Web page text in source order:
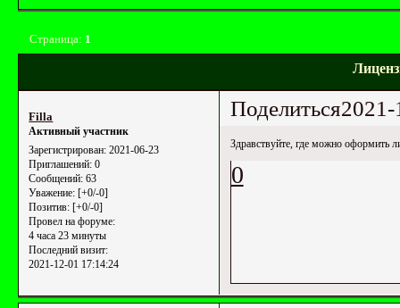
Страница: 1
Поделиться
Filla
Активный участник
Зарегистрирован: 2021-06-23
Приглашений: 0
Сообщений: 63
Уважение: [+0/-0]
Позитив: [+0/-0]
Провел на форуме:
4 часа 23 минуты
Последний визит:
2021-12-01 17:14:24
Здравствуйте, где можно оформить
0